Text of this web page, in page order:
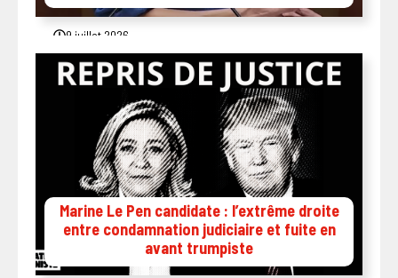
9 juillet 2026
Marine Le Pen candidate : l’extrême droite
entre condamnation judiciaire et fuite en
avant trumpiste